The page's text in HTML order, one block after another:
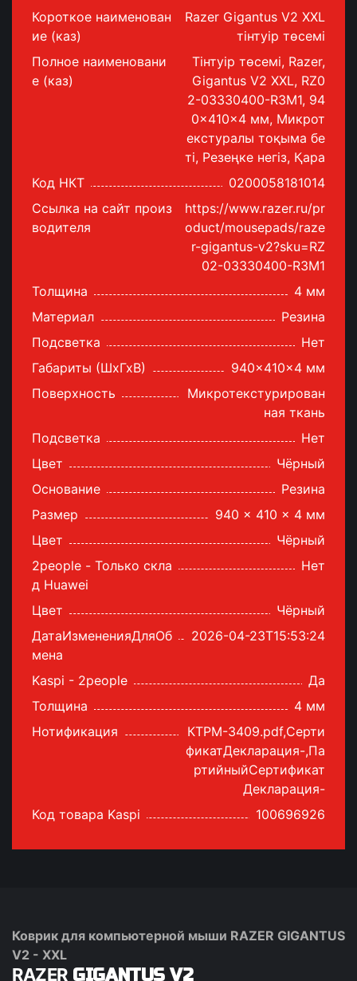
Короткое наименован
ие (каз)
Razer Gigantus V2 XXL
тінтуір төсемі
Полное наименовани
е (каз)
Тінтуір төсемі, Razer,
Gigantus V2 XXL, RZ0
2-03330400-R3M1, 94
0×410×4 мм, Микрот
екстуралы тоқыма бе
тi, Резеңке негіз, Қара
Код НКТ
0200058181014
Ссылка на сайт произ
водителя
https://www.razer.ru/pr
oduct/mousepads/raze
r-gigantus-v2?sku=RZ
02-03330400-R3M1
Толщина
4 мм
Материал
Резина
Подсветка
Нет
Габариты (ШхГхВ)
940x410x4 мм
Поверхность
Микротекстурирован
ная ткань
Подсветка
Нет
Цвет
Чёрный
Основание
Резина
Размер
940 x 410 x 4 мм
Цвет
Чёрный
2people - Только скла
д Huawei
Нет
Цвет
Чёрный
ДатаИзмененияДляОб
мена
2026-04-23T15:53:24
Kaspi - 2people
Да
Толщина
4 мм
Нотификация
КТРМ-3409.pdf,Серти
фикатДекларация-,Па
ртийныйСертификат
Декларация-
Код товара Kaspi
100696926
Коврик для компьютерной мыши RAZER GIGANTUS
V2 - XXL
RAZERGIGANTUS V2